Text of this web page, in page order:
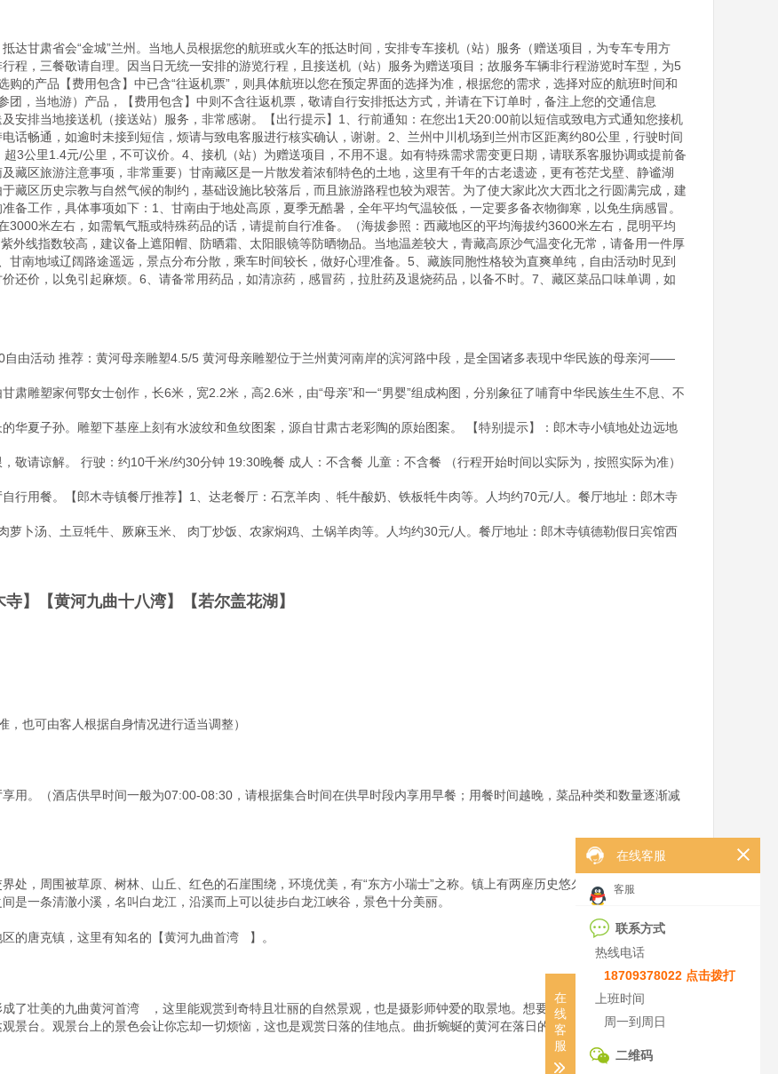
达甘肃省会“金城”兰州。当地人员根据您的航班或火车的抵达时间，安排专车接机（站）服务（赠送项目，为专车专用方
程，三餐敬请自理。因当日无统一安排的游览行程，且接送机（站）服务为赠送项目；故服务车辆非行程游览时车型，为5
购的产品【费用包含】中已含“往返机票”，则具体航班以您在预定界面的选择为准，根据您的需求，选择对应的航班时间和
团，当地游）产品，【费用包含】中则不含往返机票，敬请自行安排抵达方式，并请在下订单时，备注上您的交通信息
及安排当地接送机（接送站）服务，非常感谢。【出行提示】1、行前通知：在您出1天20:00前以短信或致电方式通知您接机
话畅通，如逾时未接到短信，烦请与致电客服进行核实确认，谢谢。2、兰州中川机场到兰州市区距离约80公里，行驶时间
3公里1.4元/公里，不可议价。4、接机（站）为赠送项目，不用不退。如有特殊需求需变更日期，请联系客服协调或提前备
藏区旅游注意事项，非常重要）甘南藏区是一片散发着浓郁特色的土地，这里有千年的古老遗迹，更有苍茫戈壁、静谧湖
藏区历史宗教与自然气候的制约，基础设施比较落后，而且旅游路程也较为艰苦。为了使大家此次大西北之行圆满完成，建
备工作，具体事项如下：1、甘南由于地处高原，夏季无酷暑，全年平均气温较低，一定要多备衣物御寒，以免生病感冒。
3000米左右，如需氧气瓶或特殊药品的话，请提前自行准备。（海拔参照：西藏地区的平均海拔约3600米左右，昆明平均
外线指数较高，建议备上遮阳帽、防晒霜、太阳眼镜等防晒物品。当地温差较大，青藏高原沙气温变化无常，请备用一件厚
甘南地域辽阔路途遥远，景点分布分散，乘车时间较长，做好心理准备。5、藏族同胞性格较为直爽单纯，自由活动时见到
还价，以免引起麻烦。6、请备常用药品，如清凉药，感冒药，拉肚药及退烧药品，以备不时。7、藏区菜品口味单调，如
自由活动 推荐：黄河母亲雕塑4.5/5 黄河母亲雕塑位于兰州黄河南岸的滨河路中段，是全国诸多表现中华民族的母亲河——
肃雕塑家何鄂女士创作，长6米，宽2.2米，高2.6米，由“母亲”和一“男婴”组成构图，分别象征了哺育中华民族生生不息、不
华夏子孙。雕塑下基座上刻有水波纹和鱼纹图案，源自甘肃古老彩陶的原始图案。 【特别提示】：郎木寺小镇地处边远地
敬请谅解。 行驶：约10千米/约30分钟 19:30晚餐 成人：不含餐 儿童：不含餐 （行程开始时间以实际为，按照实际为准）
行用餐。【郎木寺镇餐厅推荐】1、达老餐厅：石烹羊肉 、牦牛酸奶、铁板牦牛肉等。人均约70元/人。餐厅地址：郎木寺
萝卜汤、土豆牦牛、厥麻玉米、 肉丁炒饭、农家焖鸡、土锅羊肉等。人均约30元/人。餐厅地址：郎木寺镇德勒假日宾馆西
】【黄河九曲十八湾】【若尔盖花湖】
也可由客人根据自身情况进行适当调整）
用。（酒店供早时间一般为07:00-08:30，请根据集合时间在供早时段内享用早餐；用餐时间越晚，菜品种类和数量逐渐减
处，周围被草原、树林、山丘、红色的石崖围绕，环境优美，有“东方小瑞士”之称。镇上有两座历史悠久的藏传佛教寺院，
是一条清澈小溪，名叫白龙江，沿溪而上可以徒步白龙江峡谷，景色十分美丽。
的唐克镇，这里有知名的【黄河九曲首湾   】。
了壮美的九曲黄河首湾   ，这里能观赏到奇特且壮丽的自然景观，也是摄影师钟爱的取景地。想要观赏到九曲黄河首湾   ，
景台。观景台上的景色会让你忘却一切烦恼，这也是观赏日落的佳地点。曲折蜿蜒的黄河在落日的余晖下分外妖娆，仿
在线客服
客服
联系方式
热线电话
18709378022 点击拨打
上班时间
周一到周日
二维码
在
线
客
服